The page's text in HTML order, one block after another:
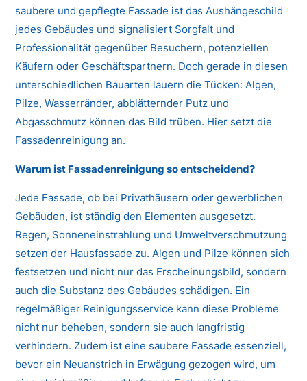
saubere und gepflegte Fassade ist das Aushängeschild
jedes Gebäudes und signalisiert Sorgfalt und
Professionalität gegenüber Besuchern, potenziellen
Käufern oder Geschäftspartnern. Doch gerade in diesen
unterschiedlichen Bauarten lauern die Tücken: Algen,
Pilze, Wasserränder, abblätternder Putz und
Abgasschmutz können das Bild trüben. Hier setzt die
Fassadenreinigung an.
Warum ist Fassadenreinigung so entscheidend?
Jede Fassade, ob bei Privathäusern oder gewerblichen
Gebäuden, ist ständig den Elementen ausgesetzt.
Regen, Sonneneinstrahlung und Umweltverschmutzung
setzen der Hausfassade zu. Algen und Pilze können sich
festsetzen und nicht nur das Erscheinungsbild, sondern
auch die Substanz des Gebäudes schädigen. Ein
regelmäßiger Reinigungsservice kann diese Probleme
nicht nur beheben, sondern sie auch langfristig
verhindern. Zudem ist eine saubere Fassade essenziell,
bevor ein Neuanstrich in Erwägung gezogen wird, um